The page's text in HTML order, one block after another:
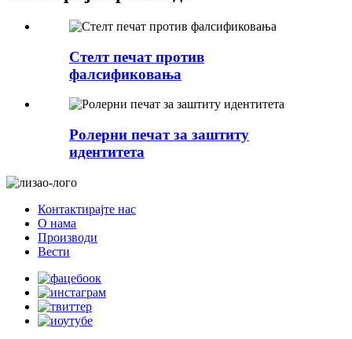
Стелт печат против
фалсификовања
Ролерни печат за заштиту
идентитета
Контактирајте нас
О нама
Производи
Вести